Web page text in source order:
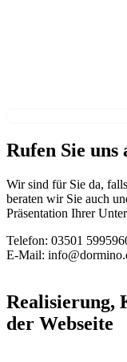
Rufen Sie uns
Wir sind für Sie da,
beraten wir Sie auch
Präsentation Ihrer
Telefon: 03501
E-Mail:
Realisierung,
der Webseite